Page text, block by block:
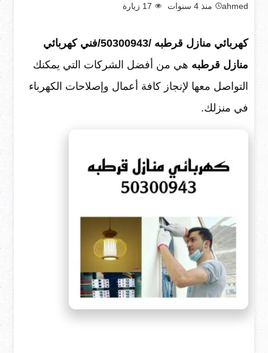
ahmed منذ 4 سنوات 17 زيارة
كهربائي منازل قرطبه /50300943/فني كهربائي
منازل قرطبه هي من أفضل الشركات التي يمكنك
التواصل معها لإنجاز كافة أعمال وإصلاحات الكهرباء
في منزلك.